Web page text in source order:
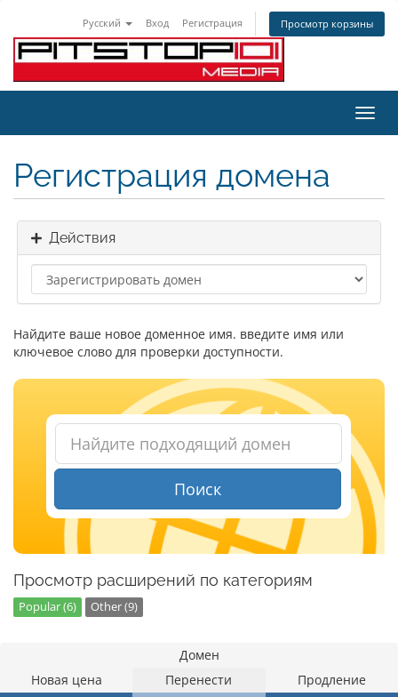
Русский Вход Регистрация Просмотр корзины
Регистрация домена
Действия
Найдите ваше новое доменное имя. введите имя или
ключевое слово для проверки доступности.
Поиск
Просмотр расширений по категориям
Popular (6) Other (9)
Домен
Новая цена
Перенести Продление